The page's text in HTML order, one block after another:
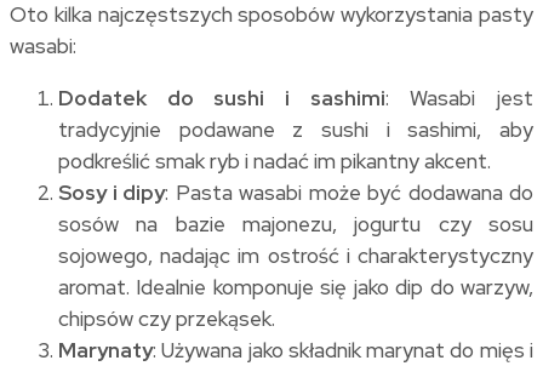
Oto kilka najczęstszych sposobów wykorzystania pasty
wasabi:
Dodatek do sushi i sashimi: Wasabi jest
tradycyjnie podawane z sushi i sashimi, aby
podkreślić smak ryb i nadać im pikantny akcent.
Sosy i dipy: Pasta wasabi może być dodawana do
sosów na bazie majonezu, jogurtu czy sosu
sojowego, nadając im ostrość i charakterystyczny
aromat. Idealnie komponuje się jako dip do warzyw,
chipsów czy przekąsek.
Marynaty: Używana jako składnik marynat do mięs i